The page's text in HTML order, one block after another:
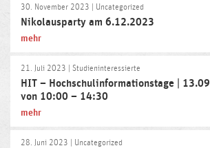
30. November 2023 | Uncategorized
Nikolausparty am 6.12.2023
mehr
21. Juli 2023 | Studieninteressierte
HIT – Hochschulinformationstage | 13.09
von 10:00 – 14:30
mehr
28. Juni 2023 | Uncategorized